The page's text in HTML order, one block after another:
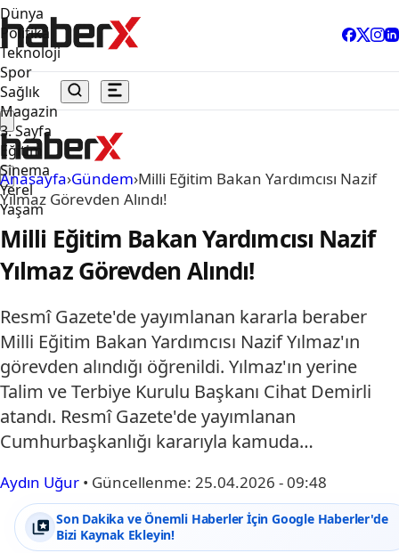
Dünya
Politika
Teknoloji
Spor
Sağlık
Magazin
3. Sayfa
Eğitim
Sinema
Yerel
Yaşam
Anasayfa›Gündem›Milli Eğitim Bakan Yardımcısı Nazif
Yılmaz Görevden Alındı!
Milli Eğitim Bakan Yardımcısı Nazif
Yılmaz Görevden Alındı!
Resmî Gazete'de yayımlanan kararla beraber
Milli Eğitim Bakan Yardımcısı Nazif Yılmaz'ın
görevden alındığı öğrenildi. Yılmaz'ın yerine
Talim ve Terbiye Kurulu Başkanı Cihat Demirli
atandı. Resmî Gazete'de yayımlanan
Cumhurbaşkanlığı kararıyla kamuda…
Aydın Uğur • Güncellenme: 25.04.2026 - 09:48
Son Dakika ve Önemli Haberler İçin Google Haberler'de
Bizi Kaynak Ekleyin!